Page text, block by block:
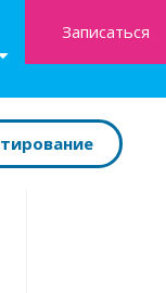
Записаться